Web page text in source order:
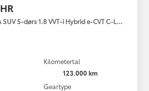
SUV 5-dørs 1.8 VVT-i Hybrid e-CVT C-LUB -
Kilometertal
123.000 km
Geartype